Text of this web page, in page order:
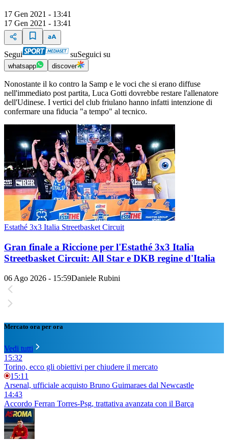
17 Gen 2021 - 13:41
17 Gen 2021 - 13:41
Segui suSeguici su
whatsapp discover
Nonostante il ko contro la Samp e le voci che si erano diffuse
nell'immediato post partita, Luca Gotti dovrebbe restare l'allenatore
dell'Udinese. I vertici del club friulano hanno infatti intenzione di
confermare una fiducia "a tempo" al tecnico.
Estathé 3x3 Italia Streetbasket Circuit
Gran finale a Riccione per l'Estathé 3x3 Italia
Streetbasket Circuit: All Star e DKB regine d'Italia
06 Ago 2026 - 15:59Daniele Rubini
Mercato ora per ora
Vedi tutti
15:32
Torino, ecco gli obiettivi per chiudere il mercato
15:11
Arsenal, ufficiale acquisto Bruno Guimaraes dal Newcastle
14:43
Accordo Ferran Torres-Psg, trattativa avanzata con il Barça